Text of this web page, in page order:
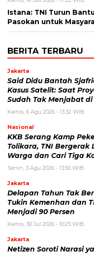
Istana: TNI Turun
Pasokan untuk
BERITA TERBARU
Jakarta
Said Didu Bantah
Kasus Satelit: Saat
Sudah Tak Menjabat di
Kamis, 6 Agu 2026 - 13:32 WIB
Nasional
KKB Serang Kamp
Tolikara, TNI Bergerak
Warga dan Cari Tiga
Senin, 3 Agu 2026 - 13:50 WIB
Jakarta
Delapan Tahun Tak
Tukin Kemenhan dan
Menjadi 90 Persen
Kamis, 30 Jul 2026 - 10:25 WIB
Jakarta
Netizen Soroti Narasi